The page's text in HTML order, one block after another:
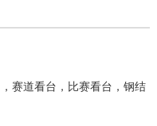
赛道看台，比赛看台，钢结